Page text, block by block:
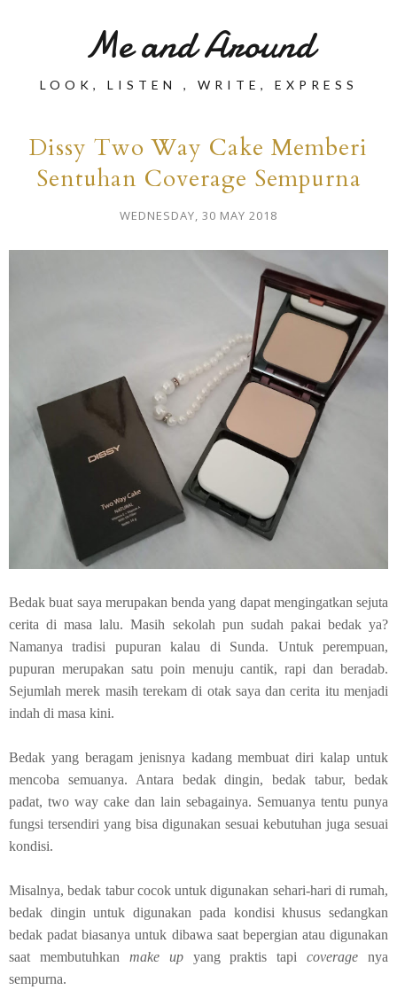
Me and Around
LOOK, LISTEN , WRITE, EXPRESS
Dissy Two Way Cake Memberi
Sentuhan Coverage Sempurna
WEDNESDAY, 30 MAY 2018
Bedak buat saya merupakan benda yang dapat mengingatkan sejuta
cerita di masa lalu. Masih sekolah pun sudah pakai bedak ya?
Namanya tradisi pupuran kalau di Sunda. Untuk perempuan,
pupuran merupakan satu poin menuju cantik, rapi dan beradab.
Sejumlah merek masih terekam di otak saya dan cerita itu menjadi
indah di masa kini.
Bedak yang beragam jenisnya kadang membuat diri kalap untuk
mencoba semuanya. Antara bedak dingin, bedak tabur, bedak
padat, two way cake dan lain sebagainya. Semuanya tentu punya
fungsi tersendiri yang bisa digunakan sesuai kebutuhan juga sesuai
kondisi.
Misalnya, bedak tabur cocok untuk digunakan sehari-hari di rumah,
bedak dingin untuk digunakan pada kondisi khusus sedangkan
bedak padat biasanya untuk dibawa saat bepergian atau digunakan
saat membutuhkan make up yang praktis tapicoverage nya
sempurna.